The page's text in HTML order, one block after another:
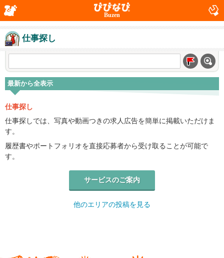
Buzen
仕事探し
最新から全表示
仕事探し
仕事探しでは、写真や動画つきの求人広告を簡単に掲載いただけま
す。
履歴書やポートフォリオを直接応募者から受け取ることが可能で
す。
サービスのご案内
他のエリアの投稿を見る